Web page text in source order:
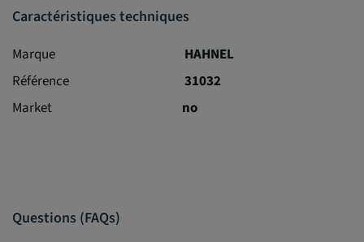
Caractéristiques techniques
Marque
HAHNEL
Référence
31032
Market
no
Questions (FAQs)